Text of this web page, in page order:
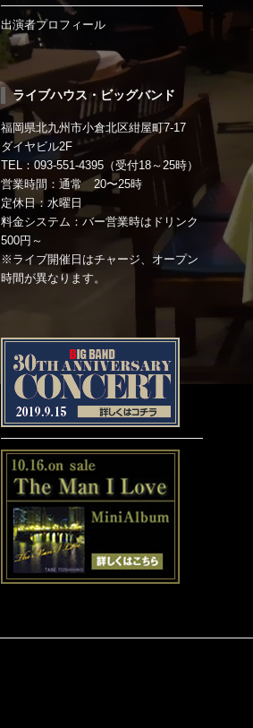
出演者プロフィール
ライブハウス・ビッグバンド
福岡県北九州市小倉北区紺屋町7-17
ダイヤビル2F
TEL：093-551-4395（受付18～25時）
営業時間：通常 20〜25時
定休日：水曜日
料金システム：バー営業時はドリンク
500円～
※ライブ開催日はチャージ、オープン
時間が異なります。